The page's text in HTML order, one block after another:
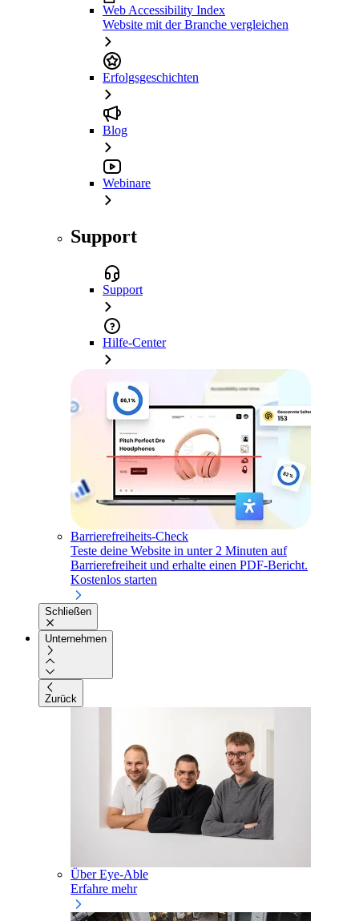
Web Accessibility Index
Website mit der Branche vergleichen
Erfolgsgeschichten
Blog
Webinare
Support
Support
Hilfe-Center
Barrierefreiheits-Check
Teste deine Website in unter 2 Minuten auf
Barrierefreiheit und erhalte einen PDF-Bericht.
Kostenlos starten
Schließen
Unternehmen
Zurück
Über Eye-Able
Erfahre mehr